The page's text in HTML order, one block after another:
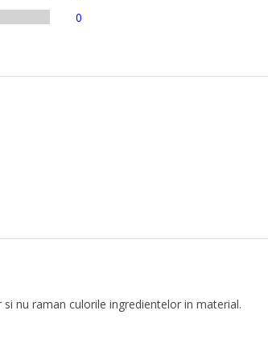
0
nu raman culorile ingredientelor in material.